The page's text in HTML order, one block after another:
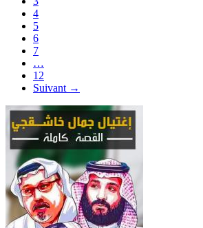
4
5
6
7
…
12
Suivant →